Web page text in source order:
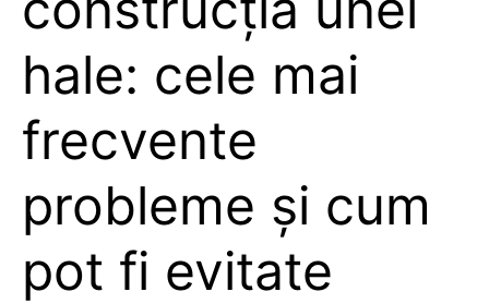
hale: cele mai
frecvente
probleme și cum
pot fi evitate